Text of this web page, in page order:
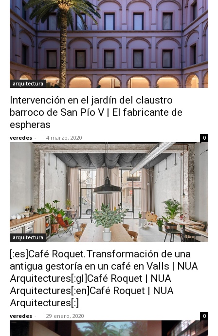
arquitectura
Intervención en el jardín del claustro
barroco de San Pío V | El fabricante de
espheras
veredes - 4 marzo, 2020 0
arquitectura
[:es]Café Roquet.Transformación de una
antigua gestoría en un café en Valls | NUA
Arquitectures[:gl]Café Roquet | NUA
Arquitectures[:en]Café Roquet | NUA
Arquitectures[:]
veredes - 29 enero, 2020 0